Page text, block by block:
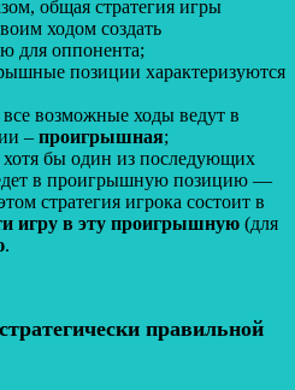
общая стратегия игры
ходом создать
для оппонента;
позиции характеризуются
возможные ходы ведут в
– проигрышная;
хотя бы один из последующих
в проигрышную позицию —
стратегия игрока состоит в
игру в эту проигрышную (для
.
правильной